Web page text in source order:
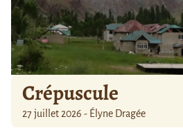
Crépuscule
27 juillet 2026 - Élyne Dragée